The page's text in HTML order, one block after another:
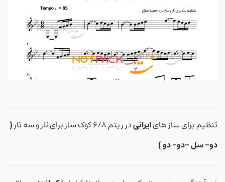
تنظیم برای ساز هایایرانیدر ریتم ۶/۸ کوک ساز برای تار و سه تار
(
دو- سل -دو- دو ) .